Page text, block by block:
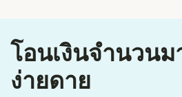
โอนเงินจำนวนม
ง่ายดาย